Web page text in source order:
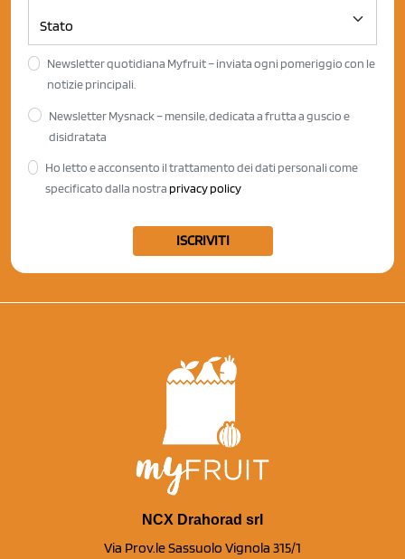
Newsletter quotidiana Myfruit – inviata ogni pomeriggio con le
notizie principali.
Newsletter Mysnack – mensile, dedicata a frutta a guscio e
disidratata
Ho letto e acconsento il trattamento dei dati personali come
specificato dalla nostra privacy policy
ISCRIVITI
NCX Drahorad srl
Via Prov.le Sassuolo Vignola 315/1